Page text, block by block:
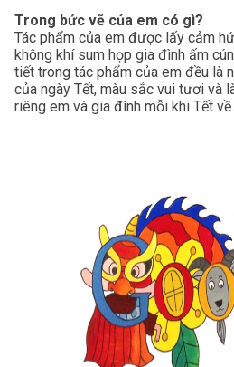
Trong bức vẽ của em có gì?
Tác phẩm của em được lấy cảm
không khí sum họp gia đình ấm
tiết trong tác phẩm của em đều là
của ngày Tết, màu sắc vui tươi và
riêng em và gia đình mỗi khi Tết về.